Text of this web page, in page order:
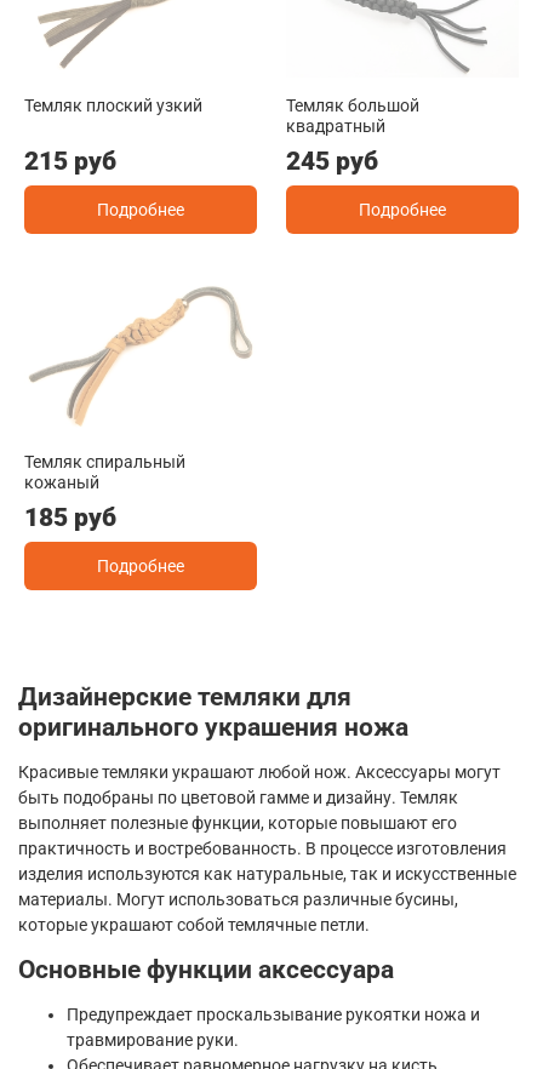
Темляк плоский узкий
215 руб
Подробнее
Темляк большой
квадратный
245 руб
Подробнее
Темляк спиральный
кожаный
185 руб
Подробнее
Дизайнерские темляки для
оригинального украшения ножа
Красивые темляки украшают любой нож. Аксессуары могут
быть подобраны по цветовой гамме и дизайну. Темляк
выполняет полезные функции, которые повышают его
практичность и востребованность. В процессе изготовления
изделия используются как натуральные, так и искусственные
материалы. Могут использоваться различные бусины,
которые украшают собой темлячные петли.
Основные функции аксессуара
Предупреждает проскальзывание рукоятки ножа и
травмирование руки.